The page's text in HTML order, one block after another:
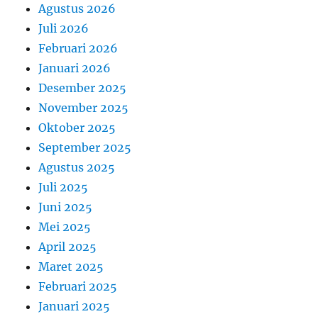
Agustus 2026
Juli 2026
Februari 2026
Januari 2026
Desember 2025
November 2025
Oktober 2025
September 2025
Agustus 2025
Juli 2025
Juni 2025
Mei 2025
April 2025
Maret 2025
Februari 2025
Januari 2025